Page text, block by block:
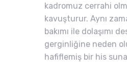
kadromuz cerrahi
kavuşturur. Aynı
bakımı ile
gerginliğine neden
hafiflemiş bir his